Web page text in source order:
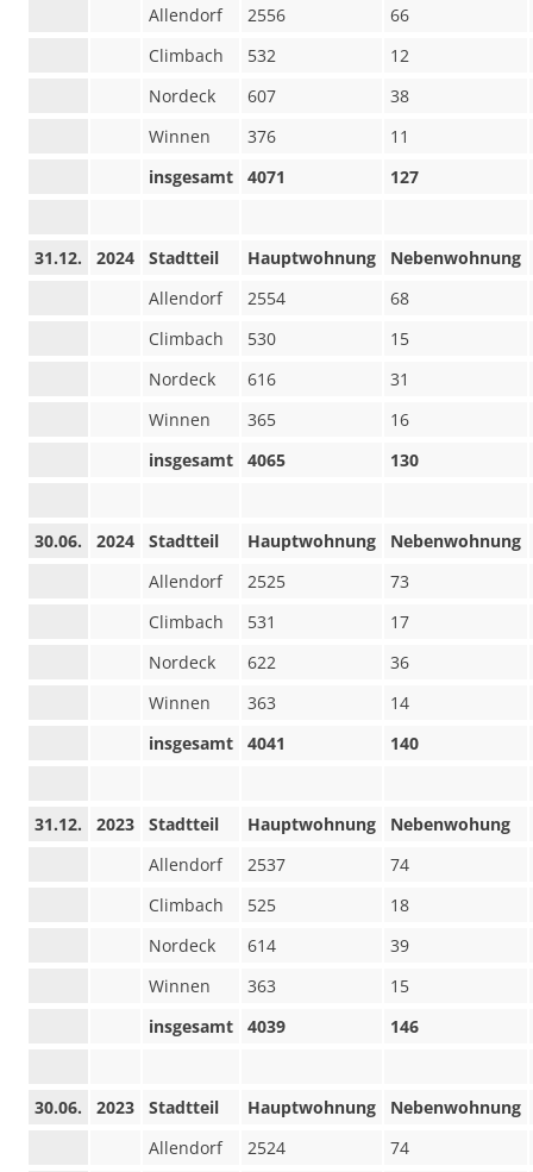
Allendorf 2556
66
Climbach
532
12
Nordeck
607
38
Winnen
376
11
insgesamt
4071 127
31.12. 2024 Stadtteil Hauptwohnung
Nebenwohnung
Allendorf
2554
68
Climbach
530
15
Nordeck
616
31
Winnen
365
16
insgesamt
4065 130
30.06. 2024 Stadtteil Hauptwohnung
Nebenwohnung
Allendorf
2525
73
Climbach
531
17
Nordeck
622
36
Winnen
363
14
insgesamt
4041 140
31.12. 2023 Stadtteil Hauptwohnung
Nebenwohung
Allendorf
2537
74
Climbach
525
18
Nordeck
614
39
Winnen
363
15
insgesamt
4039 146
30.06. 2023 Stadtteil Hauptwohnung
Nebenwohnung
Allendorf
2524
74